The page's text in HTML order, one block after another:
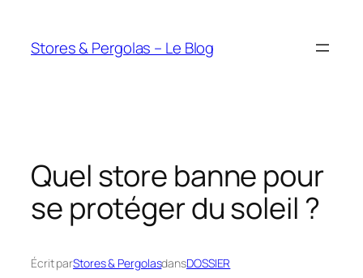
contenu
Stores & Pergolas – Le Blog
Quel store banne pour
se protéger du soleil ?
Écrit parStores & PergolasdansDOSSIER